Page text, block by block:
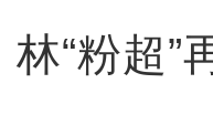
林“粉超”